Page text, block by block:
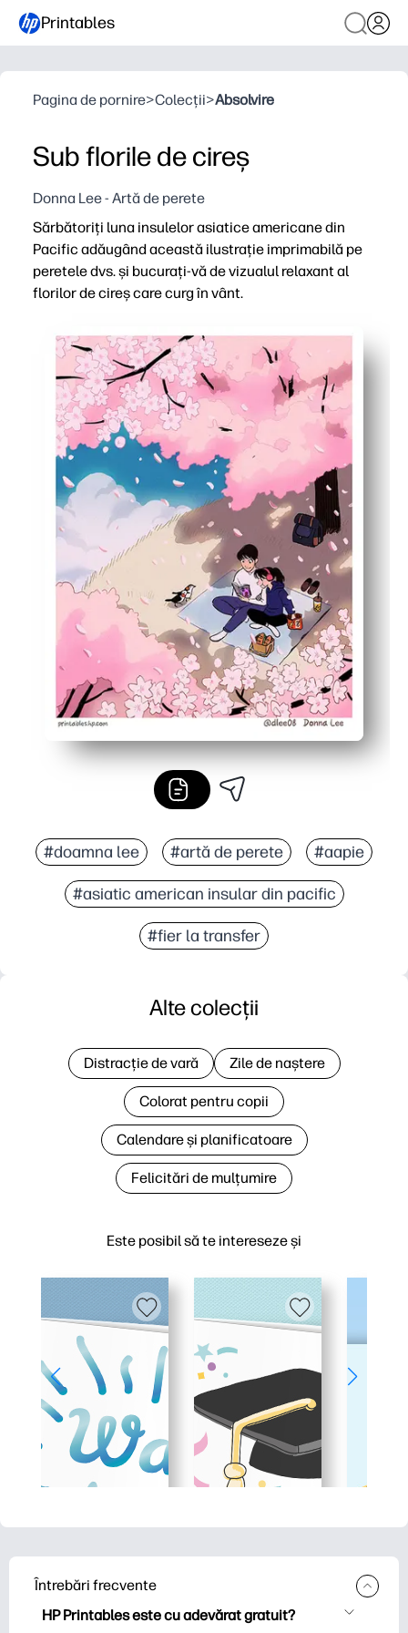
Printables
Pagina de pornire>Colecții>Absolvire
Sub florile de cireș
Donna Lee - Artă de perete
Sărbătoriți luna insulelor asiatice americane din
Pacific adăugând această ilustrație imprimabilă pe
peretele dvs. și bucurați-vă de vizualul relaxant al
florilor de cireș care curg în vânt.
Obțineți un decor instantaneu de imprimare și
Arta calmantă vă ajută sala de clasă sau camera de zi
Prompt de învățare încorporat - declanșează
Dimensionare versatilă - imprimați pe litere sau hârtie
#doamna lee #artă de perete #aapie
#asiatic american insular din pacific
#fier la transfer
Este posibil să te intereseze și
Alte colecții
Distracție de vară Zile de naștere
Colorat pentru copii
Calendare și planificatoare
Felicitări de mulțumire
Întrebări frecvente
HP Printables este cu adevărat gratuit?